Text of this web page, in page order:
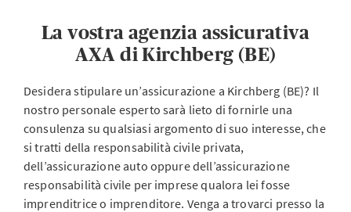
La vostra agenzia assicurativa
AXA di Kirchberg (BE)
Desidera stipulare un’assicurazione a Kirchberg (BE)? Il
nostro personale esperto sarà lieto di fornirle una
consulenza su qualsiasi argomento di suo interesse, che
si tratti della responsabilità civile privata,
dell’assicurazione auto oppure dell’assicurazione
responsabilità civile per imprese qualora lei fosse
imprenditrice o imprenditore. Venga a trovarci presso la